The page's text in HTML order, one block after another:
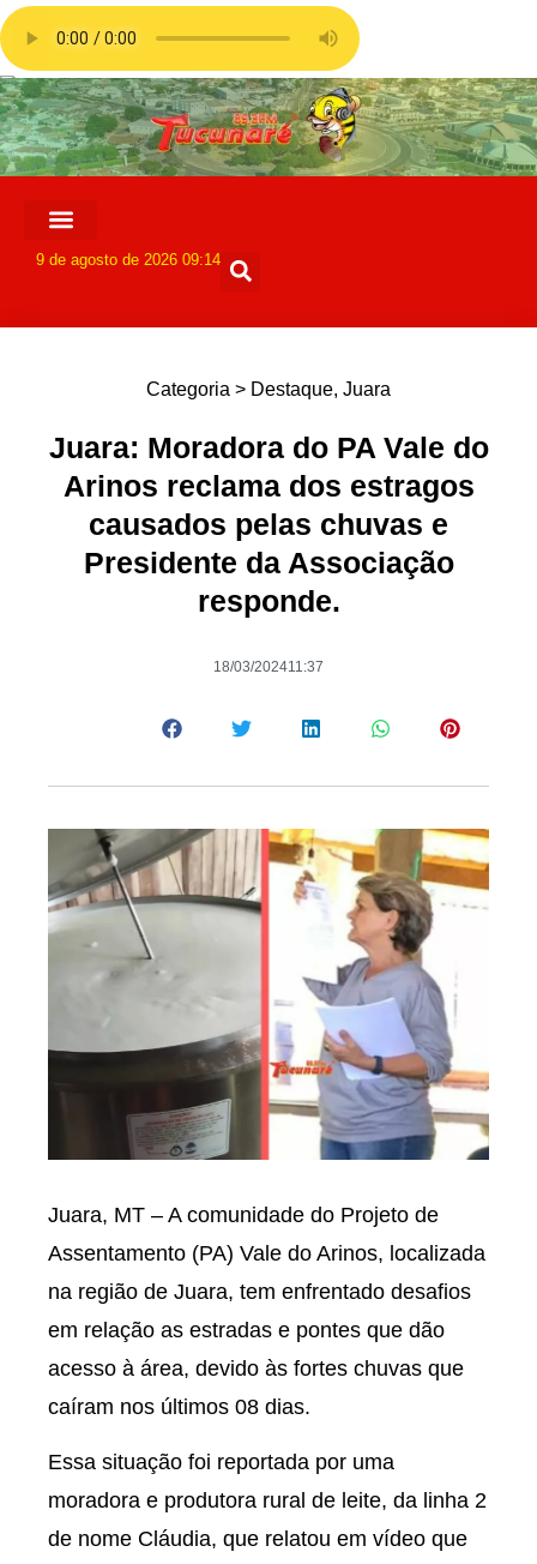
9 de agosto de 2026 09:14
Categoria > Destaque, Juara
Juara: Moradora do PA Vale do
Arinos reclama dos estragos
causados pelas chuvas e
Presidente da Associação
responde.
18/03/202411:37
Juara, MT – A comunidade do Projeto de
Assentamento (PA) Vale do Arinos, localizada
na região de Juara, tem enfrentado desafios
em relação as estradas e pontes que dão
acesso à área, devido às fortes chuvas que
caíram nos últimos 08 dias.
Essa situação foi reportada por uma
moradora e produtora rural de leite, da linha 2
de nome Cláudia, que relatou em vídeo que